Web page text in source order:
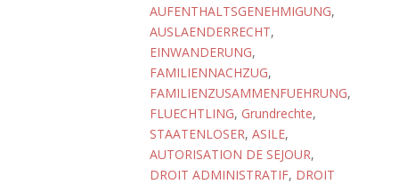
AUFENTHALTSGENEHMIGUNG,
AUSLAENDERRECHT,
EINWANDERUNG,
FAMILIENNACHZUG,
FAMILIENZUSAMMENFUEHRUNG,
FLUECHTLING, Grundrechte,
STAATENLOSER, ASILE,
AUTORISATION DE SEJOUR,
DROIT ADMINISTRATIF, DROIT